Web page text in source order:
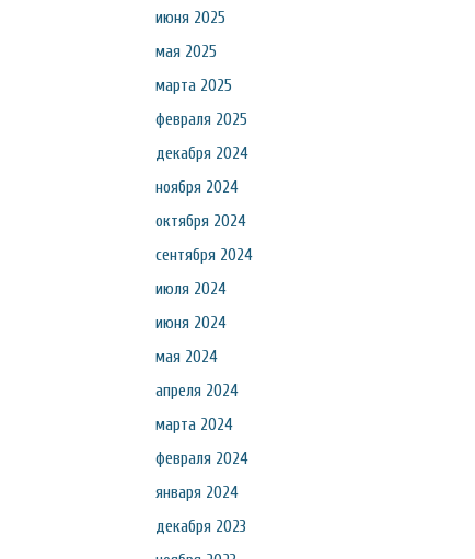
июня 2025
мая 2025
марта 2025
февраля 2025
декабря 2024
ноября 2024
октября 2024
сентября 2024
июля 2024
июня 2024
мая 2024
апреля 2024
марта 2024
февраля 2024
января 2024
декабря 2023